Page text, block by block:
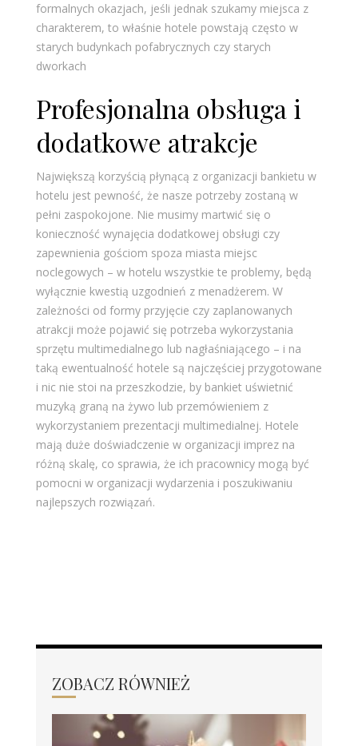
formalnych okazjach, jeśli jednak szukamy miejsca z
charakterem, to właśnie hotele powstają często w
starych budynkach pofabrycznych czy starych
dworkach
Profesjonalna obsługa i
dodatkowe atrakcje
Największą korzyścią płynącą z organizacji bankietu w
hotelu jest pewność, że nasze potrzeby zostaną w
pełni zaspokojone. Nie musimy martwić się o
konieczność wynajęcia dodatkowej obsługi czy
zapewnienia gościom spoza miasta miejsc
noclegowych – w hotelu wszystkie te problemy, będą
wyłącznie kwestią uzgodnień z menadżerem. W
zależności od formy przyjęcie czy zaplanowanych
atrakcji może pojawić się potrzeba wykorzystania
sprzętu multimedialnego lub nagłaśniającego – i na
taką ewentualność hotele są najczęściej przygotowane
i nic nie stoi na przeszkodzie, by bankiet uświetnić
muzyką graną na żywo lub przemówieniem z
wykorzystaniem prezentacji multimedialnej. Hotele
mają duże doświadczenie w organizacji imprez na
różną skalę, co sprawia, że ich pracownicy mogą być
pomocni w organizacji wydarzenia i poszukiwaniu
najlepszych rozwiązań.
ZOBACZ RÓWNIEŻ